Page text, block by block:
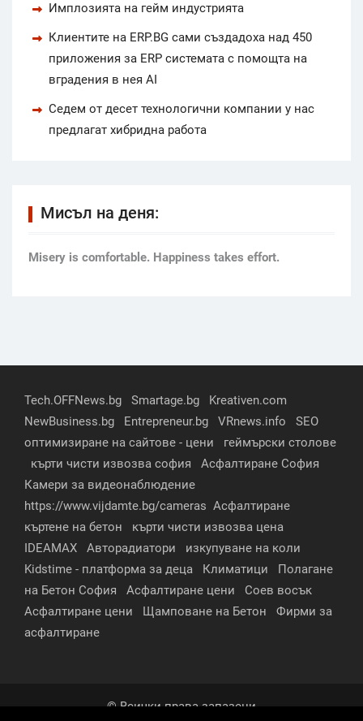
Имплозията на гейм индустрията
Клиентите на ERP.BG сами създадоха над 450
приложения за ERP системата с помощта на
вградения в нея AI
Седем от десет технологични компании у нас
предлагат хибридна работа
Мисъл на деня:
Мisery is comfortable. Happiness takes effort.
Tech.OFFNews.bg Smartage.bg
Kreativen.com
NewBusiness.bg
Entrepreneur.bg VRnews.info
SEO
оптимизиране на сайтове - цени
геймърски столове
кърти чисти извозва софия
Асфалтиране София
Камери за видеонаблюдение
https://www.vijdamte.bg/cameras Асфалтиране
къртене на бетон
кърти чисти извозва цена
IDEAMAX
Авторадиатори
изкупуване на коли
Kidstime - платформа за деца
Климатици
Полагане
на Бетон София
Асфалтиране цени
Соев восък
Асфалтиране цени
Щамповане на Бетон
Фирми за
асфалтиране
© Всички права запазени